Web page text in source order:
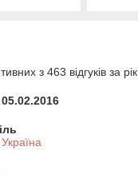
з 463 відгуків за рік